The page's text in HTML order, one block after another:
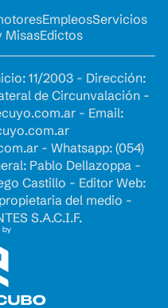
EmpleosServicios
MisasEdictos
11/2003 - Dirección:
de Circunvalación -
- Email:
- Whatsapp: (054)
Pablo Dellazoppa -
Castillo - Editor Web:
del medio -
S.A.C.I.F.